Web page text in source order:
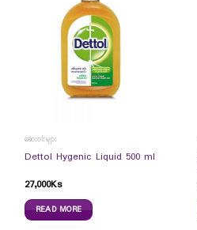
ဆေးဝါးများ
Dettol Hygenic Liquid 500 ml
27,000Ks
READ MORE